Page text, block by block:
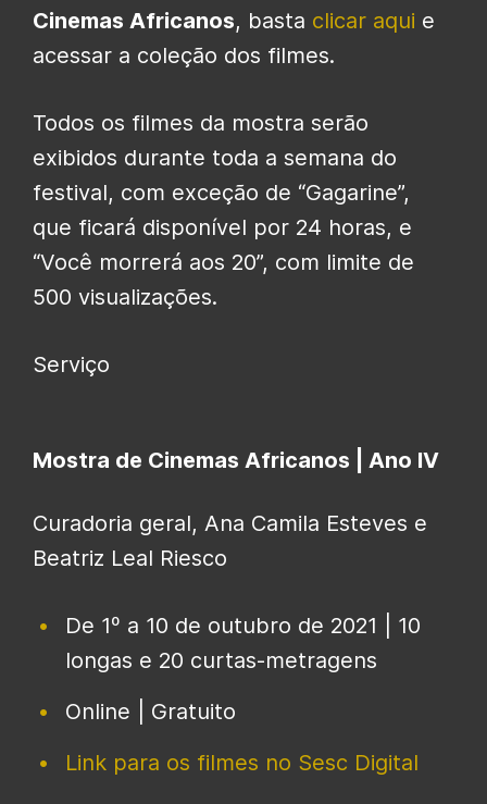
Cinemas Africanos, basta clicar aqui e
acessar a coleção dos filmes.
Todos os filmes da mostra serão
exibidos durante toda a semana do
festival, com exceção de “Gagarine”,
que ficará disponível por 24 horas, e
“Você morrerá aos 20”, com limite de
500 visualizações.
Serviço
Mostra de Cinemas Africanos | Ano IV
Curadoria geral, Ana Camila Esteves e
Beatriz Leal Riesco
De 1º a 10 de outubro de 2021 | 10
longas e 20 curtas-metragens
Online | Gratuito
Link para os filmes no Sesc Digital